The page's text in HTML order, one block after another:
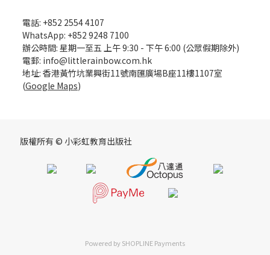
電話: +852 2554 4107
WhatsApp: +852 9248 7100
辦公時間: 星期一至五 上午 9:30 - 下午 6:00 (公眾假期除外)
電郵: info@littlerainbow.com.hk
地址: 香港黃竹坑業興街11號南匯廣場B座11樓1107室
(Google Maps)
版權所有 © 小彩虹教育出版社
Powered bySHOPLINE Payments